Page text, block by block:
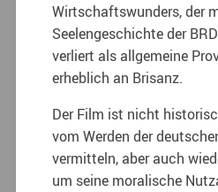
Wirtschaftswunders, der
Seelengeschichte der
verliert als allgemeine
erheblich an Brisanz.
Der Film ist nicht
vom Werden der
vermitteln, aber auch
um seine moralische